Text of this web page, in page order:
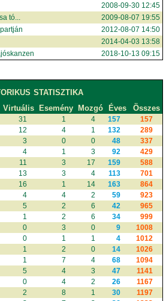
2008-09-30 12:45
tó...
2009-08-07 19:55
2012-08-07 14:50
2014-04-03 13:58
2018-10-13 09:15
statisztika
Virtuális Esemény Mozgó Éves Összes
31 1 4 157
157
12 4 1 132
289
3 0 0 48
337
4 1 3 92
429
11 3 17 159
588
13 3 4 113
701
16 1 14 163
864
4 4 2 59
923
5 2 6 42
965
1 2 6 34
999
0 3 0 9
1008
0 1 1 4
1012
1 2 0 14
1026
1 7 4 68
1094
5 4 3 47
1141
0 4 2 26
1167
2 8 1 30
1197